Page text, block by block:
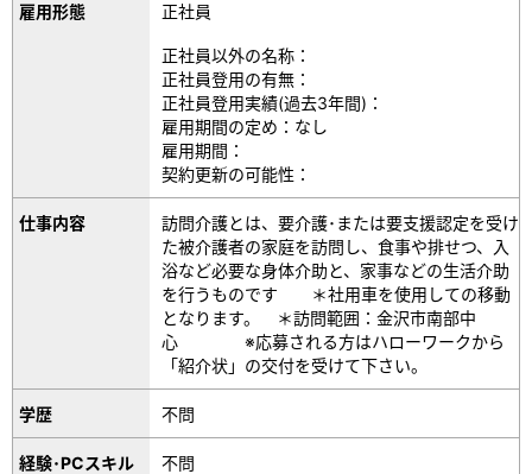
雇用形態 正社員
正社員以外の名称：
正社員登用の有無：
正社員登用実績(過去3年間)：
雇用期間の定め：なし
雇用期間：
契約更新の可能性：
仕事内容
訪問介護とは、要介護･または要支援認定を受け
た被介護者の家庭を訪問し、食事や排せつ、入
浴など必要な身体介助と、家事などの生活介助
を行うものです ＊社用車を使用しての移動
となります。 ＊訪問範囲：金沢市南部中
心 ※応募される方はハローワークから
「紹介状」の交付を受けて下さい。
学歴 不問
経験･PCスキル 不問